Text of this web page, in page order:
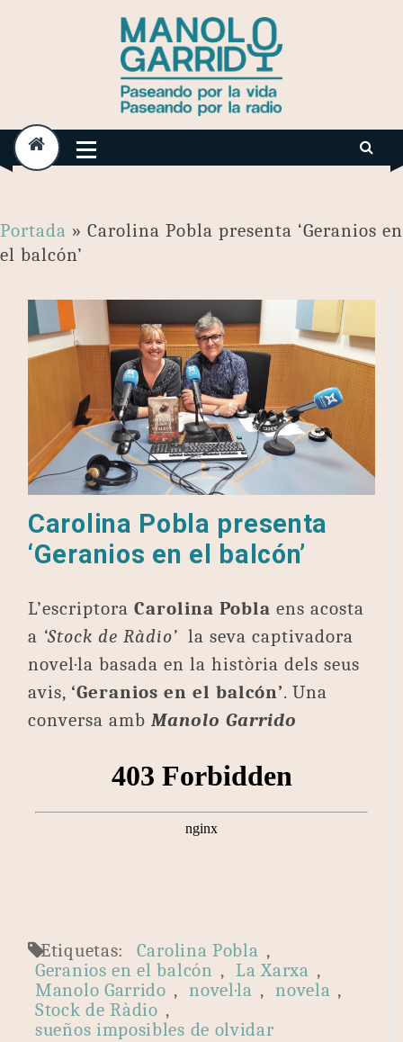
Portada » Carolina Pobla presenta ‘Geranios en
el balcón’
Carolina Pobla presenta
‘Geranios en el balcón’
L’escriptora Carolina Pobla ens acosta
a ‘Stock de Ràdio’ la seva captivadora
novel·la basada en la història dels seus
avis, ‘Geranios en el balcón’. Una
conversa amb Manolo Garrido
Etiquetas: Carolina Pobla ,
Geranios en el balcón , La Xarxa ,
Manolo Garrido , novel·la , novela ,
Stock de Ràdio ,
sueños imposibles de olvidar